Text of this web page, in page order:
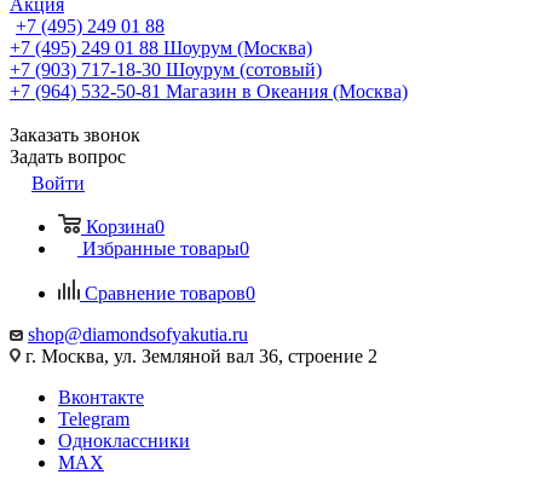
Акция
+7 (495) 249 01 88
+7 (495) 249 01 88 Шоурум (Москва)
+7 (903) 717-18-30 Шоурум (сотовый)
+7 (964) 532-50-81 Магазин в Океания (Москва)
Заказать звонок
Задать вопрос
Войти
Корзина0
Избранные товары0
Сравнение товаров0
shop@diamondsofyakutia.ru
г. Москва, ул. Земляной вал 36, строение 2
Вконтакте
Telegram
Одноклассники
MAX